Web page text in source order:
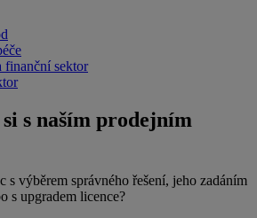
finanční sektor
s naším prodejním
s výběrem správného řešení, jeho zadáním
s upgradem licence?